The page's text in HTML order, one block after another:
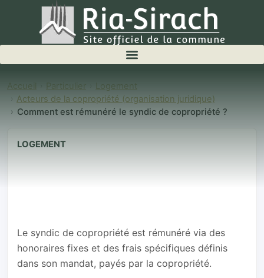
Accueil Particulier
Logement
Acteurs de la copropriété (organisation juridique)
Comment est rémunéré le syndic de copropriété ?
LOGEMENT
Comment est
rémunéré le
Le syndic de copropriété est rémunéré via des
honoraires fixes et des frais spécifiques définis
dans son mandat, payés par la copropriété.